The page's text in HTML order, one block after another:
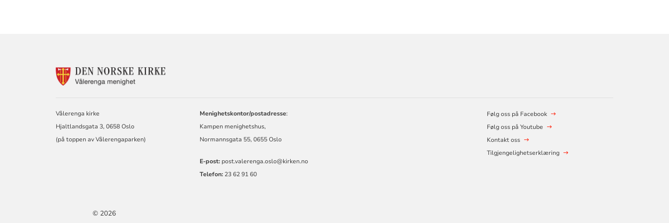
KONTAKTINFORMASJON
Vålerenga kirke
Hjaltlandsgata 3, 0658 Oslo
(på toppen av Vålerengaparken)
Menighetskontor/postadresse:
Kampen menighetshus,
Normannsgata 55, 0655 Oslo
E-post: post.valerenga.oslo@kirken.no
Telefon:23 62 91 60
Følg oss på Facebook
Følg oss på Youtube
Kontakt oss
Tilgjengelighetserklæring
© 2026